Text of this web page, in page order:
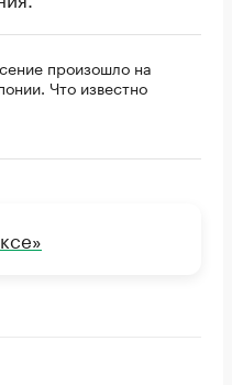
произошло на
Что известно